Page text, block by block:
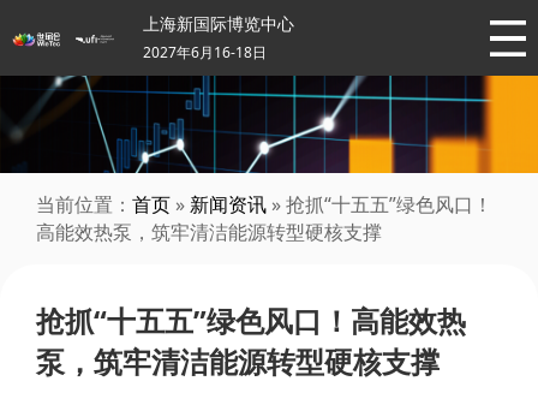
上海新国际博览中心
2027年6月16-18日
当前位置： 首页 » 新闻资讯 » 抢抓“十五五”绿色风口！
高能效热泵，筑牢清洁能源转型硬核支撑
抢抓“十五五”绿色风口！高能效热
泵，筑牢清洁能源转型硬核支撑